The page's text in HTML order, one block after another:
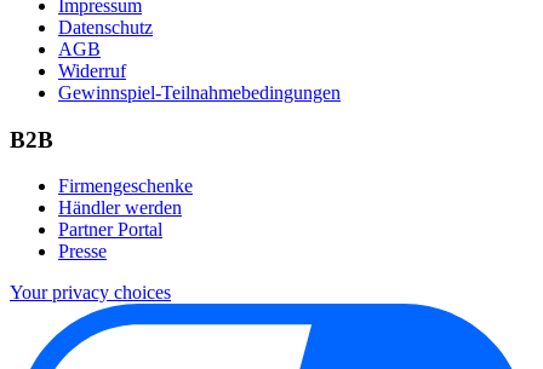
Impressum
Datenschutz
AGB
Widerruf
Gewinnspiel-Teilnahmebedingungen
B2B
Firmengeschenke
Händler werden
Partner Portal
Presse
Your privacy choices